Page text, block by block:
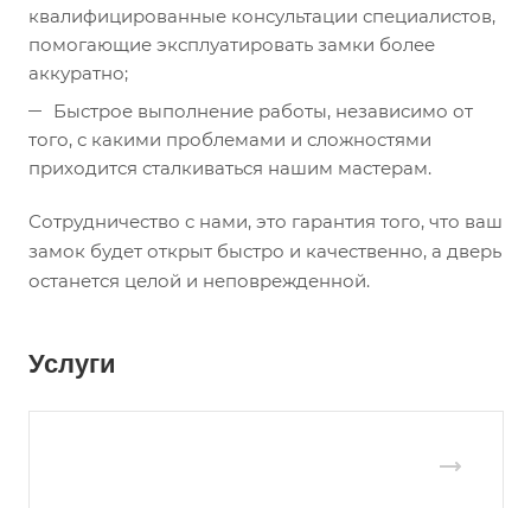
квалифицированные консультации специалистов,
помогающие эксплуатировать замки более
аккуратно;
Быстрое выполнение работы, независимо от
того, с какими проблемами и сложностями
приходится сталкиваться нашим мастерам.
Сотрудничество с нами, это гарантия того, что ваш
замок будет открыт быстро и качественно, а дверь
останется целой и неповрежденной.
Услуги